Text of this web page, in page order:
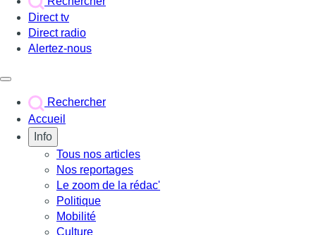
Direct tv
Direct radio
Alertez-nous
Rechercher
Accueil
Info
Tous nos articles
Nos reportages
Le zoom de la rédac'
Politique
Mobilité
Culture